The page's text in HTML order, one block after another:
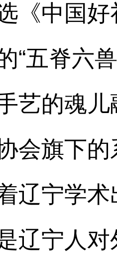
《中国
“五脊六
艺的魂
会旗下
辽宁学
辽宁人